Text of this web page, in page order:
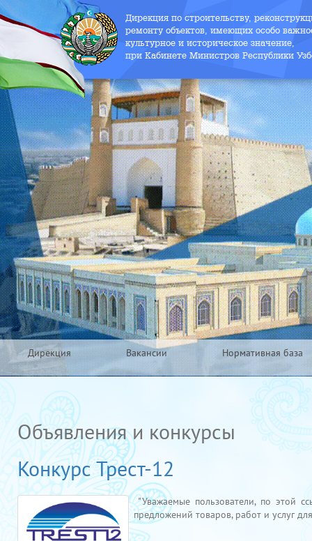
Дирекция по строительству,
ремонту объектов, имеющих особо
культурное и историческое значение,
при Кабинете Министров Республики
Дирекция Вакансии Нормативная база
Объявления и конкурсы
Конкурс Трест-12
"Уважаемые пользователи, по этой
предложений товаров, работ и услуг